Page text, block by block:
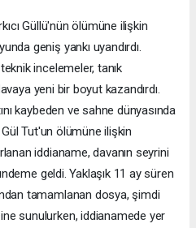
Güllü'nün ölümüne ilişkin
geniş yankı uyandırdı.
incelemeler, tanık
yeni bir boyut kazandırdı.
kaybeden ve sahne dünyasında
Gül Tut'un ölümüne ilişkin
iddianame, davanın seyrini
geldi. Yaklaşık 11 ay süren
tamamlanan dosya, şimdi
sunulurken, iddianamede yer